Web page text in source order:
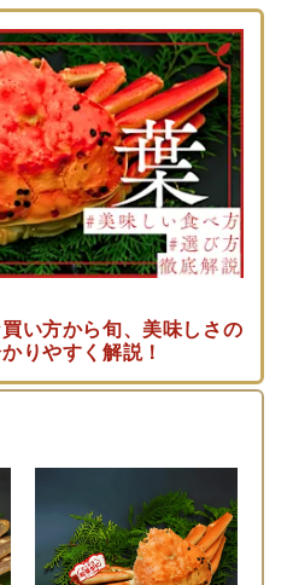
い方から旬、美味しさの
りやすく解説！